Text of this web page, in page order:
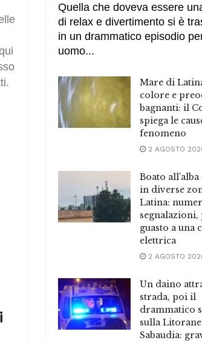
Quella che doveva essere
di relax e divertimento si è
in un drammatico episodio
uomo...
Mare di
colore e
bagnanti: il
spiega le
fenomeno
2 AGOSTO
Boato
in diverse
Latina:
segnalazioni,
guasto a una
elettrica
2 AGOSTO
Un daino
strada, poi il
drammatico
sulla
Sabaudia: